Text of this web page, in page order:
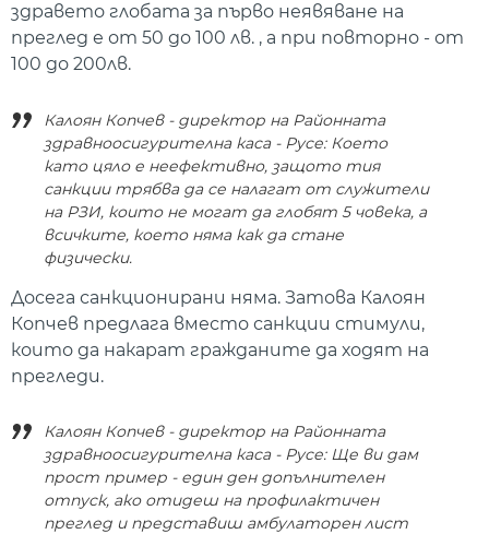
здравето глобата за първо неявяване на
преглед е от 50 до 100 лв. , а при повторно - от
100 до 200лв.
Калоян Копчев - директор на Районната
здравноосигурителна каса - Русе: Което
като цяло е неефективно, защото тия
санкции трябва да се налагат от служители
на РЗИ, които не могат да глобят 5 човека, а
всичките, което няма как да стане
физически.
Досега санкционирани няма. Затова Калоян
Копчев предлага вместо санкции стимули,
които да накарат гражданите да ходят на
прегледи.
Калоян Копчев - директор на Районната
здравноосигурителна каса - Русе: Ще ви дам
прост пример - един ден допълнителен
отпуск, ако отидеш на профилактичен
преглед и представиш амбулаторен лист